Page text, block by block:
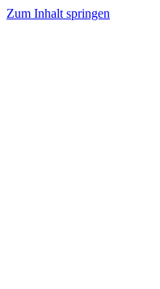
Zum Inhalt springen